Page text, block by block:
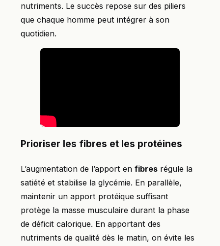
nutriments. Le succès repose sur des piliers
que chaque homme peut intégrer à son
quotidien.
Prioriser les fibres et les protéines
L’augmentation de l’apport en fibres régule la
satiété et stabilise la glycémie. En parallèle,
maintenir un apport protéique suffisant
protège la masse musculaire durant la phase
de déficit calorique. En apportant des
nutriments de qualité dès le matin, on évite les